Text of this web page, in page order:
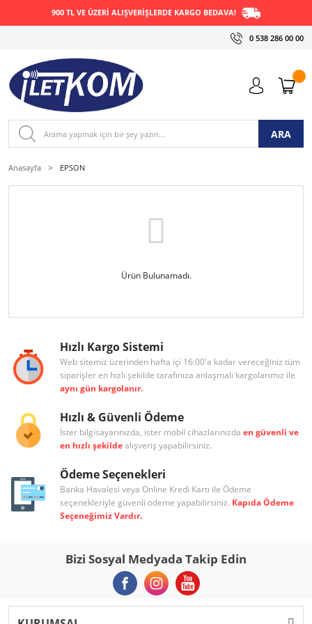
900 TL VE ÜZERİ ALIŞVERİŞLERDE KARGO BEDAVA!
0 538 286 00 00
ARA
Anasayfa EPSON
Ürün Bulunamadı.
Hızlı Kargo Sistemi
Web sitemiz üzerinden hafta içi 16:00'a kadar vereceğiniz tüm
siparişler en hızlı şekilde tarafınıza anlaşmalı kargolarımız ile
aynı gün kargolanır.
Hızlı & Güvenli Ödeme
İster bilgisayarınızda, ister mobil cihazlarınızda en güvenli ve
en hızlı şekildealışveriş yapabilirsiniz.
Ödeme Seçenekleri
Banka Havalesi veya Online Kredi Kartı ile Ödeme
seçenekleriyle güvenli ödeme yapabilirsiniz. Kapıda Ödeme
Seçeneğimiz Vardır.
Bizi Sosyal Medyada Takip Edin